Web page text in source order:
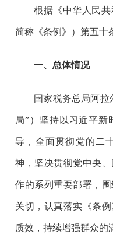
根据《中华人民共
简称《条例》）第五十
一、总体情况
国家税务总局阿
局”）坚持以习近平新
导，全面贯彻党的二
神，坚决贯彻党中央
作的系列重要部署，
关切，认真落实《条
质效，持续增强群众的